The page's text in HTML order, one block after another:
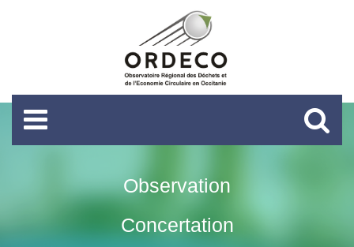
Observation
Concertation